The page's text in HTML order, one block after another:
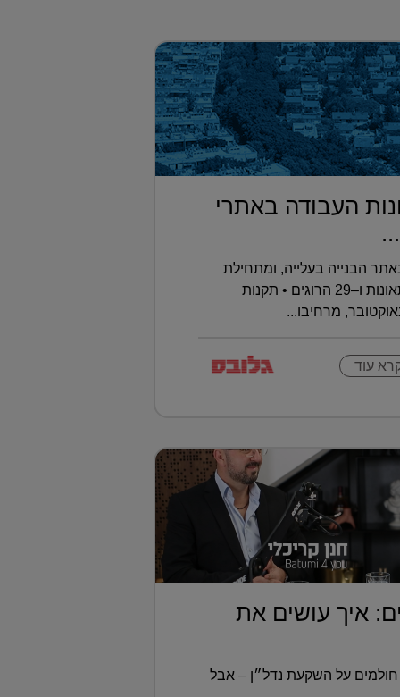
העבודה באתרי
הבנייה בעלייה, ומתחילת
השנה נרשמו כבר 393 תאונות ו–29 הרוגים • תקנות
מרחיבו...
עוד
איך עושים את
על השקעת נדל״ן – אבל